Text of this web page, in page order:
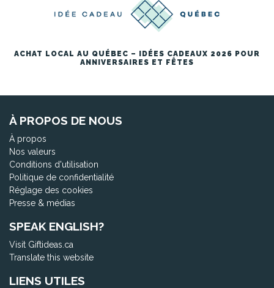
ACHAT LOCAL AU QUÉBEC – IDÉES CADEAUX 2026 POUR
ANNIVERSAIRES ET FÊTES
À PROPOS DE NOUS
À propos
Nos valeurs
Conditions d'utilisation
Politique de confidentialité
Réglage des cookies
Presse & médias
SPEAK ENGLISH?
Visit Giftideas.ca
Translate this website
LIENS UTILES